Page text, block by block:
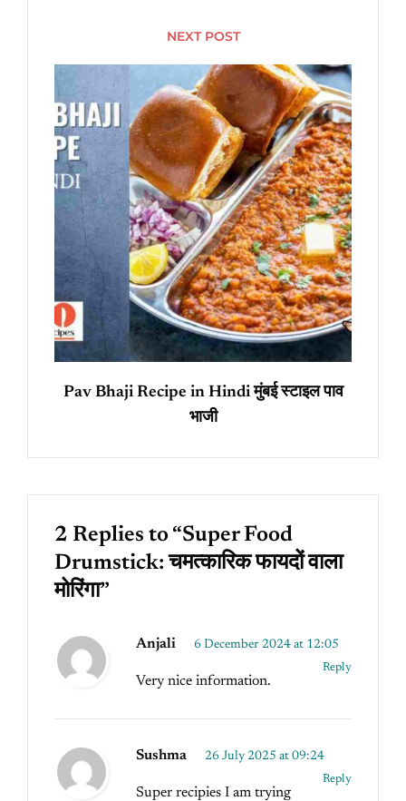
NEXT POST
Pav Bhaji Recipe in Hindi मुंबई स्टाइल पाव
भाजी
2 Replies to “Super Food
Drumstick: चमत्कारिक फायदों वाला
मोरिंगा”
Anjali 6 December 2024 at 12:05
Reply
Very nice information.
Sushma 26 July 2025 at 09:24
Reply
Super recipies I am trying